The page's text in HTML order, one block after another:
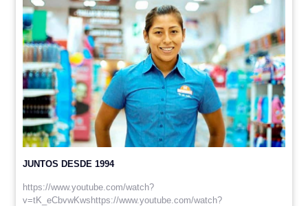
JUNTOS DESDE 1994
https://www.youtube.com/watch?
v=tK_eCbvwKwshttps://www.youtube.com/watch?